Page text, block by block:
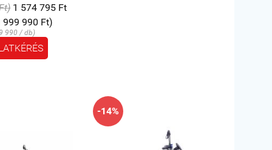
1 574 795 Ft
999 990 Ft)
990 / db)
-14%